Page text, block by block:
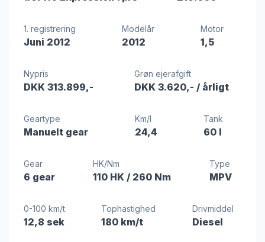
1. registrering
Juni 2012
Modelår
2012
Motor
1,5
Nypris
DKK 313.899,-
Grøn ejerafgift
DKK 3.620,- / årligt
Geartype
Manuelt gear
Km/l
24,4
Tank
60 l
Gear
6 gear
HK/Nm
110 HK/ 260 Nm
Type
MPV
0-100 km/t
12,8 sek
Tophastighed
180 km/t
Drivmiddel
Diesel